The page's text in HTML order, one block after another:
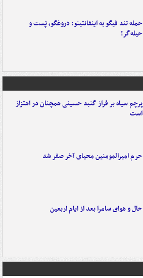
حمله تند فیگو به اینفانتینو: دروغگو، پَست‌ و
حیله‌گر!
پرچم سیاه بر فراز گنبد حسینی همچنان در اهتزاز
است
حرم امیرالمومنین محیای آخر صفر شد
حال و هوای سامرا بعد از ایام اربعین